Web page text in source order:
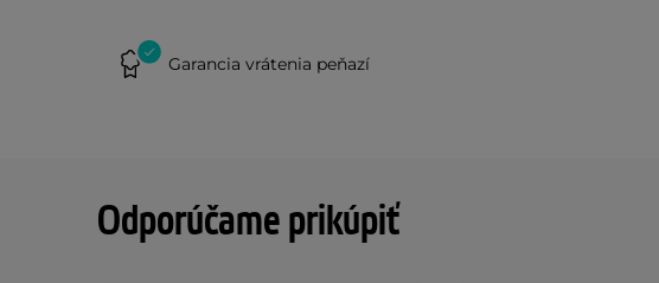
Garancia vrátenia peňazí
Odporúčame prikúpiť